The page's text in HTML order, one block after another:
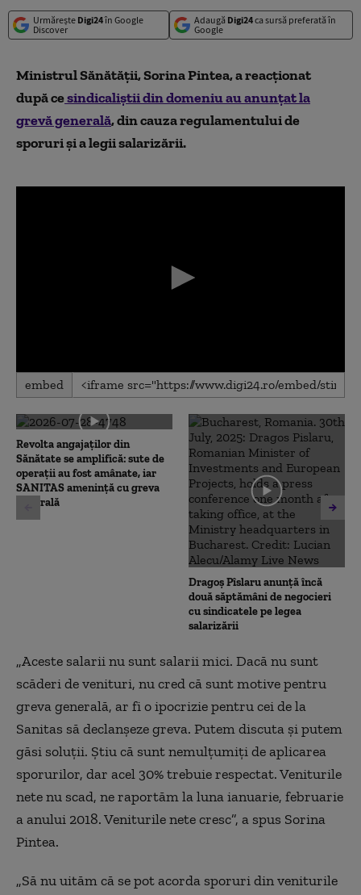
Urmărește Digi24în Google
Discover
Adaugă Digi24ca sursă preferată în
Google
Ministrul Sănătății, Sorina Pintea, a reacționat
după cesindicaliștii din domeniu au anunțat la
grevă generală, din cauza regulamentului de
sporuri şi a legii salarizării.
0
seconds
0
seconds
embed
Revolta angajaților din
Sănătate se amplifică: sute de
operații au fost amânate, iar
SANITAS amenință cu greva
generală
Dragoș Pîslaru anunță încă
două săptămâni de negocieri
cu sindicatele pe legea
salarizării
„Aceste salarii nu sunt salarii mici. Dacă nu sunt
scăderi de venituri, nu cred că sunt motive pentru
greva generală, ar fi o ipocrizie pentru cei de la
Sanitas să declanșeze greva. Putem discuta și putem
găsi soluții. Știu că sunt nemulțumiți de aplicarea
sporurilor, dar acel 30% trebuie respectat. Veniturile
nete nu scad, ne raportăm la luna ianuarie, februarie
a anului 2018. Veniturile nete cresc”, a spus Sorina
Pintea.
„Să nu uităm că se pot acorda sporuri din veniturile